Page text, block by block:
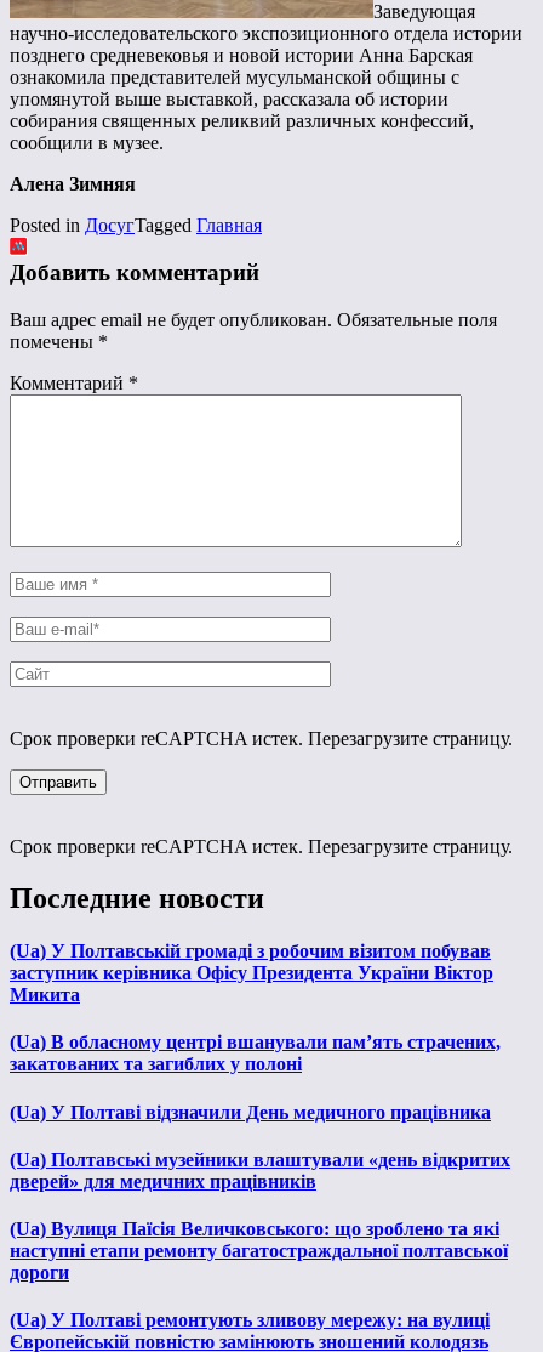
Заведующая
научно-исследовательского экспозиционного отдела истории
позднего средневековья и новой истории Анна Барская
ознакомила представителей мусульманской общины с
упомянутой выше выставкой, рассказала об истории
собирания священных реликвий различных конфессий,
сообщили в музее.
Алена Зимняя
Posted in ДосугTagged Главная
Добавить комментарий
Ваш адрес email не будет опубликован. Обязательные поля
помечены *
Комментарий *
Срок проверки reCAPTCHA истек. Перезагрузите страницу.
Срок проверки reCAPTCHA истек. Перезагрузите страницу.
Последние новости
(Ua) У Полтавській громаді з робочим візитом побував
заступник керівника Офісу Президента України Віктор
Микита
(Ua) В обласному центрі вшанували пам’ять страчених,
закатованих та загиблих у полоні
(Ua) У Полтаві відзначили День медичного працівника
(Ua) Полтавські музейники влаштували «день відкритих
дверей» для медичних працівників
(Ua) Вулиця Паїсія Величковського: що зроблено та які
наступні етапи ремонту багатостраждальної полтавської
дороги
(Ua) У Полтаві ремонтують зливову мережу: на вулиці
Європейській повністю замінюють зношений колодязь